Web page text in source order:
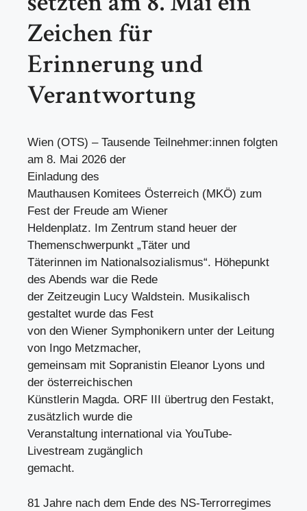
Zeichen für
Erinnerung und
Verantwortung
Wien (OTS) – Tausende Teilnehmer:innen folgten
am 8. Mai 2026 der
Einladung des
Mauthausen Komitees Österreich (MKÖ) zum
Fest der Freude am Wiener
Heldenplatz. Im Zentrum stand heuer der
Themenschwerpunkt „Täter und
Täterinnen im Nationalsozialismus“. Höhepunkt
des Abends war die Rede
der Zeitzeugin Lucy Waldstein. Musikalisch
gestaltet wurde das Fest
von den Wiener Symphonikern unter der Leitung
von Ingo Metzmacher,
gemeinsam mit Sopranistin Eleanor Lyons und
der österreichischen
Künstlerin Magda. ORF III übertrug den Festakt,
zusätzlich wurde die
Veranstaltung international via YouTube-
Livestream zugänglich
gemacht.
81 Jahre nach dem Ende des NS-Terrorregimes